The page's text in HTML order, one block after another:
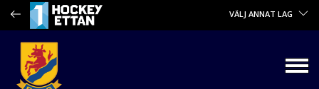
VÄLJ ANNAT LAG